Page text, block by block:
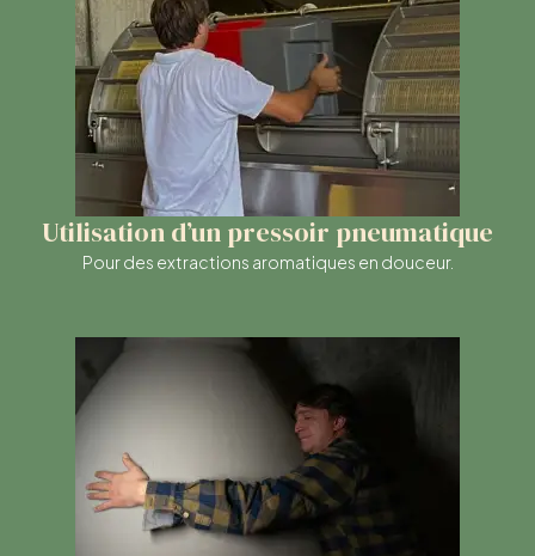
Utilisation d’un pressoir pneumatique
Pour des extractions aromatiques en douceur.